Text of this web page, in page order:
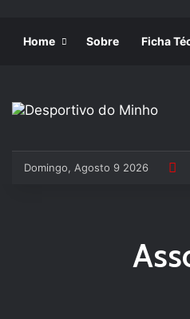
Home Sobre Ficha
Domingo, Agosto 9 2026